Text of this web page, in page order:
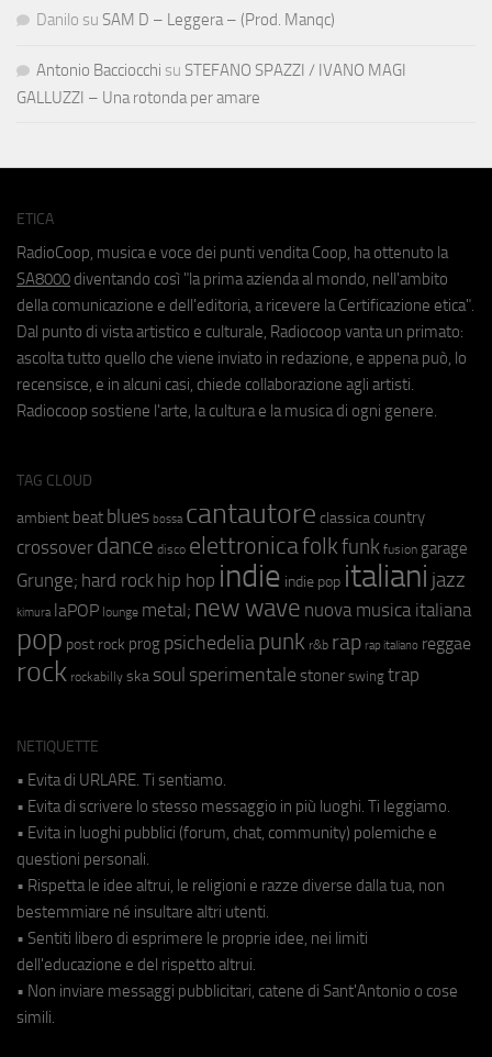
Danilo su SAM D – Leggera – (Prod. Manqc)
Antonio Bacciocchi su STEFANO SPAZZI / IVANO MAGI
GALLUZZI – Una rotonda per amare
ETICA
RadioCoop, musica e voce dei punti vendita Coop, ha ottenuto la
SA8000 diventando così "la prima azienda al mondo, nell'ambito
della comunicazione e dell'editoria, a ricevere la Certificazione etica".
Dal punto di vista artistico e culturale, Radiocoop vanta un primato:
ascolta tutto quello che viene inviato in redazione, e appena può, lo
recensisce, e in alcuni casi, chiede collaborazione agli artisti.
Radiocoop sostiene l'arte, la cultura e la musica di ogni genere.
TAG CLOUD
ambient beat blues bossa cantautore classica country
crossover dance disco elettronicafolkfunk fusion garage
Grunge; hard rock hip hop indie indie pop italiani jazz
kimura laPOP lounge metal; new wave nuova musica italiana
pop post rock prog psichedeliapunk r&b rap rap italiano reggae
rock rockabilly ska soul sperimentale stoner swing trap
NETIQUETTE
• Evita di URLARE. Ti sentiamo.
• Evita di scrivere lo stesso messaggio in più luoghi. Ti leggiamo.
• Evita in luoghi pubblici (forum, chat, community) polemiche e
questioni personali.
• Rispetta le idee altrui, le religioni e razze diverse dalla tua, non
bestemmiare né insultare altri utenti.
• Sentiti libero di esprimere le proprie idee, nei limiti
dell'educazione e del rispetto altrui.
• Non inviare messaggi pubblicitari, catene di Sant'Antonio o cose
simili.